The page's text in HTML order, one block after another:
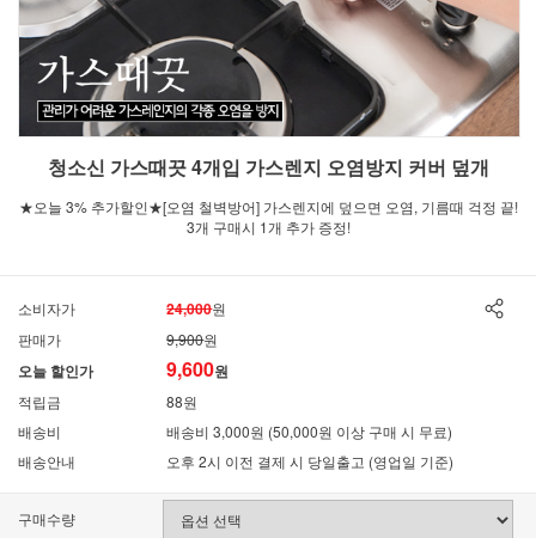
청소신 가스때끗 4개입 가스렌지 오염방지 커버 덮개
★오늘 3% 추가할인★[오염 철벽방어] 가스렌지에 덮으면 오염, 기름때 걱정 끝!
3개 구매시 1개 추가 증정!
소비자가 24,000원
판매가
9,900원
오늘 할인가 9,600원
적립금
88원
배송비
배송비 3,000원 (50,000원 이상 구매 시 무료)
배송안내
오후 2시 이전 결제 시 당일출고 (영업일 기준)
구매수량